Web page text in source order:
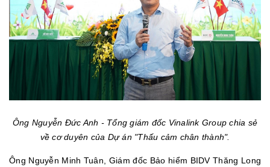
Ông Nguyễn Đức Anh - Tổng giám đốc Vinalink Group chia sẻ
về cơ duyên của Dự án "Thấu cảm chân thành".
Ông Nguyễn Minh Tuân, Giám đốc Bảo hiểm BIDV Thăng Long